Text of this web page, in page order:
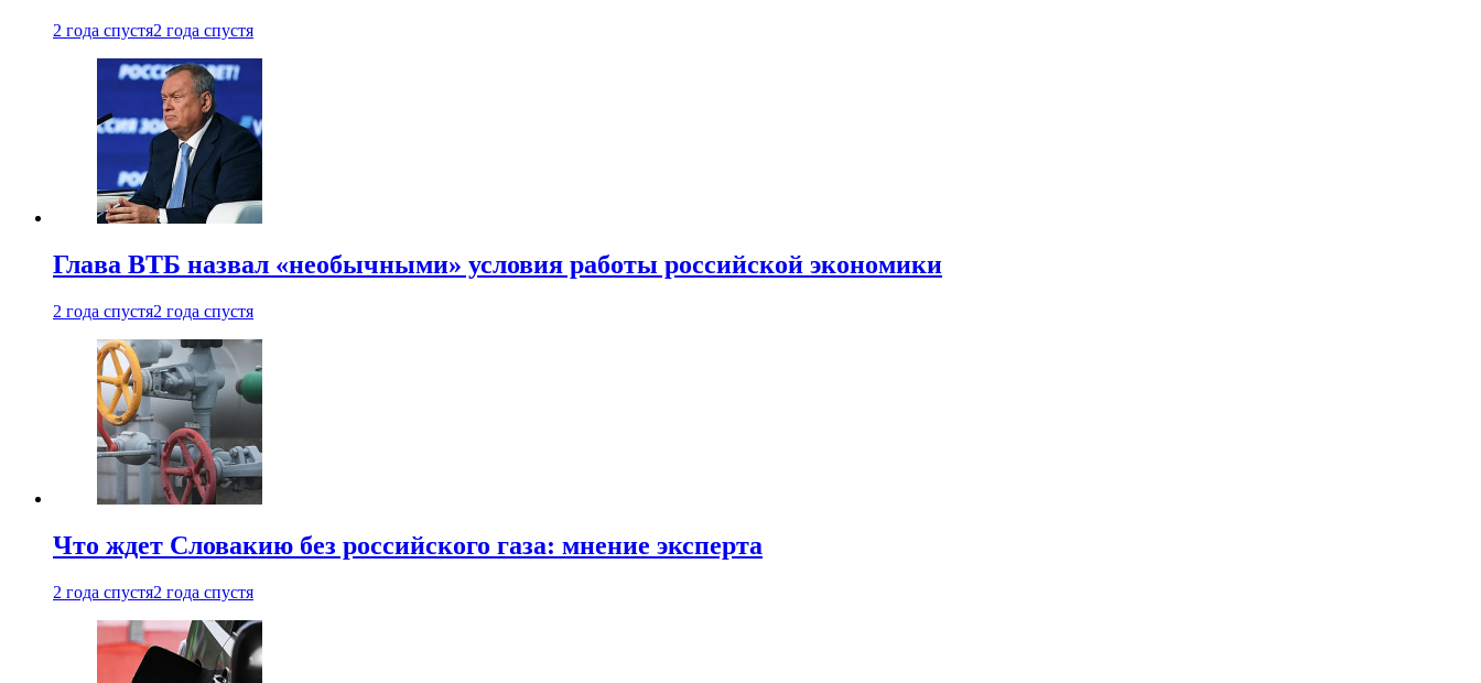
2 года спустя2 года спустя
Глава ВТБ назвал «необычными» условия работы российской экономики
2 года спустя2 года спустя
Что ждет Словакию без российского газа: мнение эксперта
2 года спустя2 года спустя